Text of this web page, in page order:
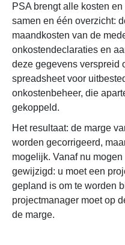
PSA brengt alle kosten
samen en één overzicht:
maandkosten van de
onkostendeclaraties en
deze gegevens verspreid
spreadsheet voor
onkostenbeheer, die
gekoppeld.
Het resultaat: de marge
worden gecorrigeerd,
mogelijk. Vanaf nu
gewijzigd: u moet een
gepland is om te worden
projectmanager moet op
de marge.